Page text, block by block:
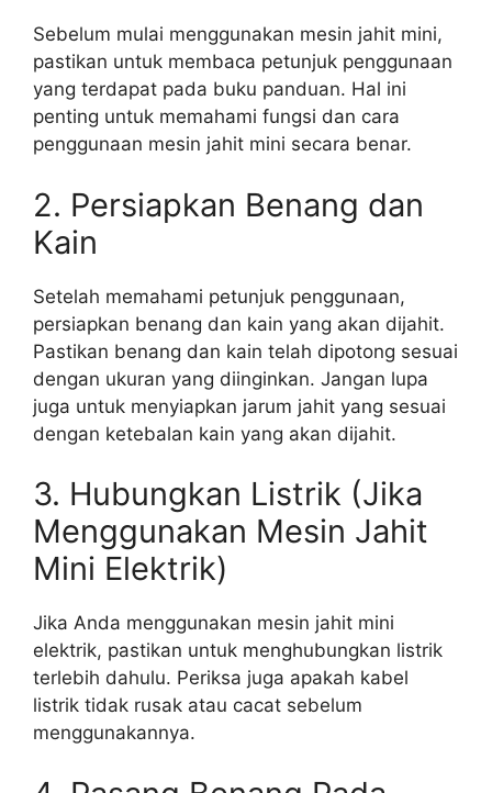
Sebelum mulai menggunakan mesin jahit mini,
pastikan untuk membaca petunjuk penggunaan
yang terdapat pada buku panduan. Hal ini
penting untuk memahami fungsi dan cara
penggunaan mesin jahit mini secara benar.
2. Persiapkan Benang dan
Kain
Setelah memahami petunjuk penggunaan,
persiapkan benang dan kain yang akan dijahit.
Pastikan benang dan kain telah dipotong sesuai
dengan ukuran yang diinginkan. Jangan lupa
juga untuk menyiapkan jarum jahit yang sesuai
dengan ketebalan kain yang akan dijahit.
3. Hubungkan Listrik (Jika
Menggunakan Mesin Jahit
Mini Elektrik)
Jika Anda menggunakan mesin jahit mini
elektrik, pastikan untuk menghubungkan listrik
terlebih dahulu. Periksa juga apakah kabel
listrik tidak rusak atau cacat sebelum
menggunakannya.